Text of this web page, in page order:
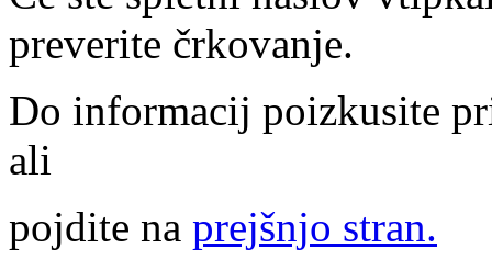
preverite črkovanje.
Do informacij poizkusite
ali
pojdite na prejšnjo stran.